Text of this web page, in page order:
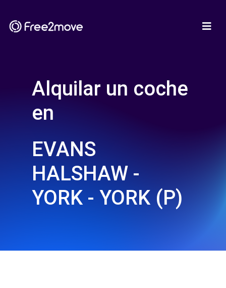
Alquilar un coche
en
EVANS
HALSHAW -
YORK - YORK (P)